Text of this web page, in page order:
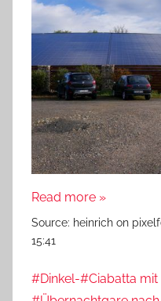
Read more »
Source: heinrich on
15:41
#Dinkel-#Ciabatta